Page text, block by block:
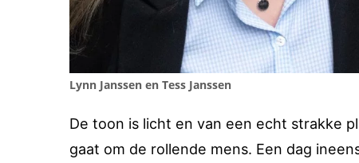
Lynn Janssen en Tess Janssen
De toon is licht en van een echt strakke
gaat om de rollende mens. Een dag